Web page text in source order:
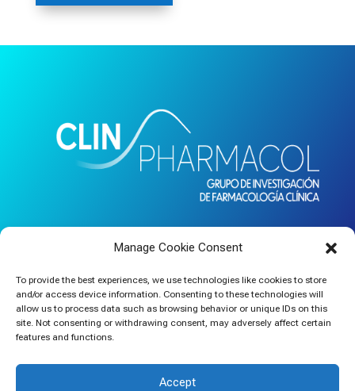
Manage Cookie Consent
To provide the best experiences, we use technologies like cookies to store
and/or access device information. Consenting to these technologies will
allow us to process data such as browsing behavior or unique IDs on this
site. Not consenting or withdrawing consent, may adversely affect certain
features and functions.
Accept